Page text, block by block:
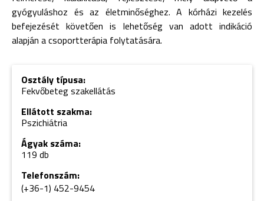
gyógyuláshoz és az életminőséghez. A kórházi kezelés
befejezését követően is lehetőség van adott indikáció
alapján a csoportterápia folytatására.
Osztály típusa:
Fekvőbeteg szakellátás
Ellátott szakma:
Pszichiátria
Ágyak száma:
119 db
Telefonszám:
(+36-1) 452-9454